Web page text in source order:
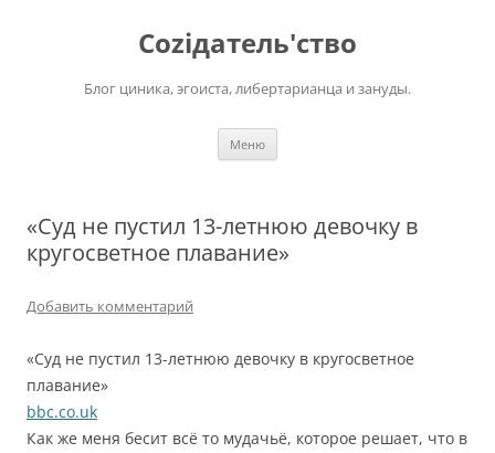
Соziдатель'ство
Блог циника, эгоиста, либертарианца и зануды.
Меню
«Cуд не пустил 13-летнюю девочку в
кругосветное плавание»
Добавить комментарий
«Cуд не пустил 13-летнюю девочку в кругосветное
плавание»
bbc.co.uk
Как же меня бесит всё то мудачьё, которое решает, что в